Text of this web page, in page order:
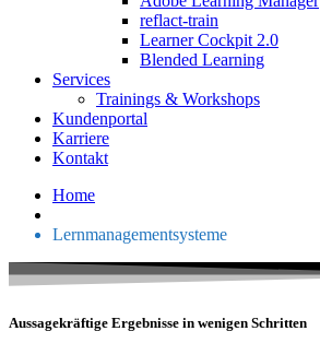
reflact-train
Learner Cockpit 2.0
Blended Learning
Services
Trainings & Workshops
Kundenportal
Karriere
Kontakt
Home
Lernmanagementsysteme
Aussagekräftige Ergebnisse in wenigen Schritten